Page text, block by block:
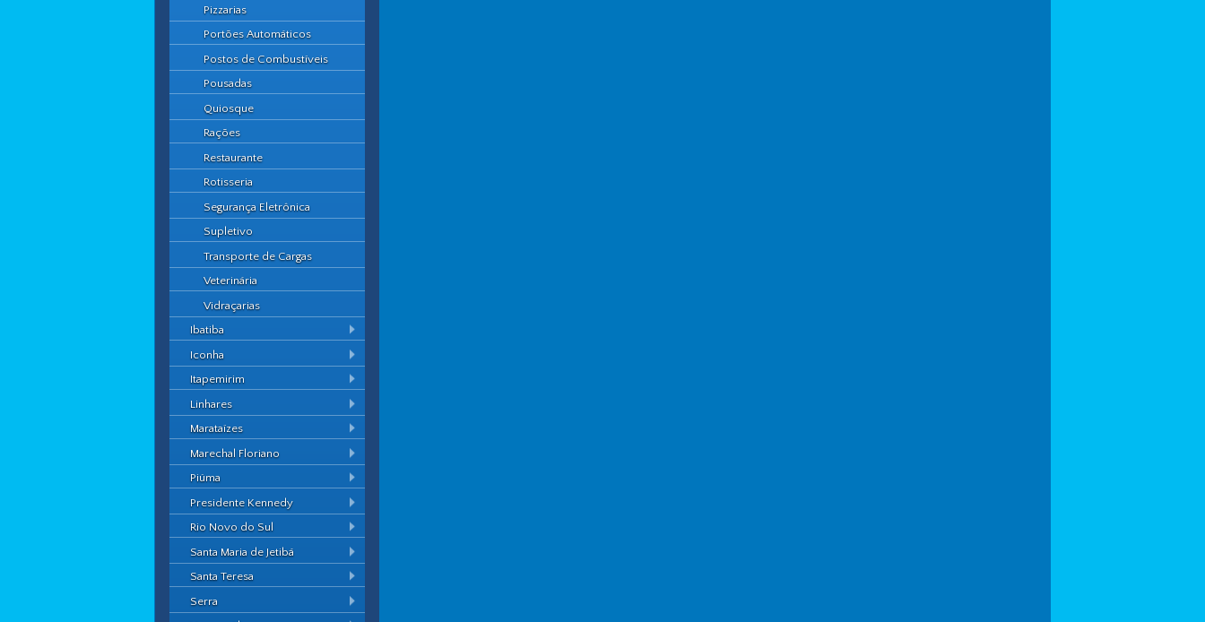
Pizzarias
Portões Automáticos
Postos de Combustíveis
Pousadas
Quiosque
Rações
Restaurante
Rotisseria
Segurança Eletrônica
Supletivo
Transporte de Cargas
Veterinária
Vidraçarias
Ibatiba
Iconha
Itapemirim
Linhares
Marataízes
Marechal Floriano
Piúma
Presidente Kennedy
Rio Novo do Sul
Santa Maria de Jetibá
Santa Teresa
Serra